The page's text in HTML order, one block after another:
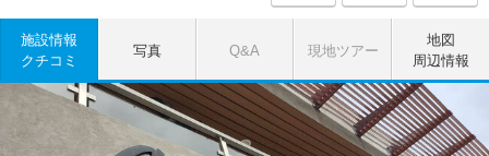
施設情報
クチコミ
写真 Q&A 現地ツアー
地図
周辺情報